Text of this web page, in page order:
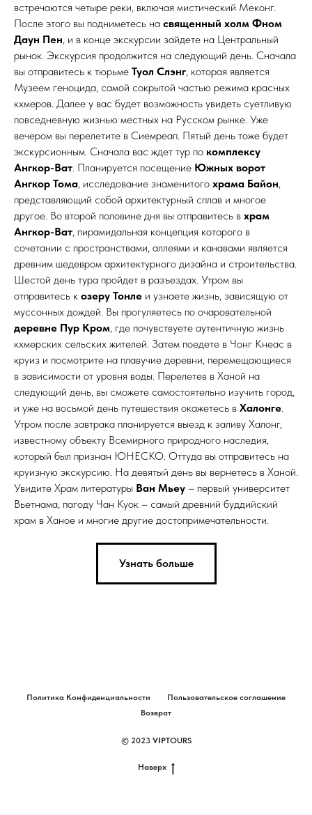
встречаются четыре реки, включая мистический Меконг.
После этого вы подниметесь на священный холм Фном
Даун Пен, и в конце экскурсии зайдете на Центральный
рынок. Экскурсия продолжится на следующий день. Сначала
вы отправитесь к тюрьме Туол Слэнг, которая является
Музеем геноцида, самой сокрытой частью режима красных
кхмеров. Далее у вас будет возможность увидеть суетливую
повседневную жизнью местных на Русском рынке. Уже
вечером вы перелетите в Сиемреап. Пятый день тоже будет
экскурсионным. Сначала вас ждет тур по комплексу
Ангкор-Ват. Планируется посещение Южных ворот
Ангкор Тома, исследование знаменитого храма Байон,
представляющий собой архитектурный сплав и многое
другое. Во второй половине дня вы отправитесь в храм
Ангкор-Ват, пирамидальная концепция которого в
сочетании с пространствами, аллеями и канавами является
древним шедевром архитектурного дизайна и строительства.
Шестой день тура пройдет в разъездах. Утром вы
отправитесь к озеру Тонле и узнаете жизнь, зависящую от
муссонных дождей. Вы прогуляетесь по очаровательной
деревне Пур Кром, где почувствуете аутентичную жизнь
кхмерских сельских жителей. Затем поедете в Чонг Кнеас в
круиз и посмотрите на плавучие деревни, перемещающиеся
в зависимости от уровня воды. Перелетев в Ханой на
следующий день, вы сможете самостоятельно изучить город,
и уже на восьмой день путешествия окажетесь в Халонге.
Утром после завтрака планируется выезд к заливу Халонг,
известному объекту Всемирного природного наследия,
который был признан ЮНЕСКО. Оттуда вы отправитесь на
круизную экскурсию. На девятый день вы вернетесь в Ханой.
Увидите Храм литературы Ван Мьеу – первый университет
Вьетнама, пагоду Чан Куок – самый древний буддийский
храм в Ханое и многие другие достопримечательности.
Узнать больше
Политика Конфиденциальности
Пользовательское соглашение
Возврат
© 2023 VIPTOURS
Наверх